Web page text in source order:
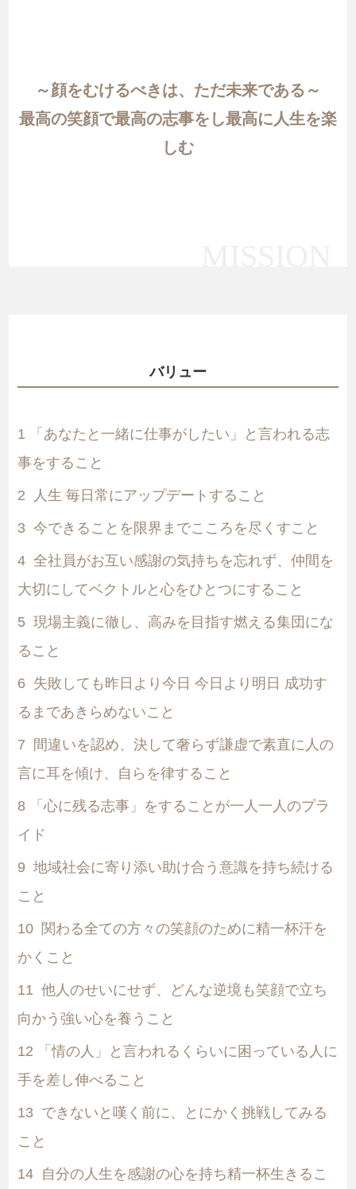
～顔をむけるべきは、ただ未来である～
最高の笑顔で最高の志事をし最高に人生を楽
しむ
バリュー
1
「あなたと一緒に仕事がしたい」と言われる志
事をすること
2 人生 毎日常にアップデートすること
3 今できることを限界までこころを尽くすこと
4 全社員がお互い感謝の気持ちを忘れず、仲間を
大切にしてベクトルと心をひとつにすること
5 現場主義に徹し、高みを目指す燃える集団にな
ること
6 失敗しても昨日より今日 今日より明日 成功す
るまであきらめないこと
7
間違いを認め、決して奢らず謙虚で素直に人の
言に耳を傾け、自らを律すること
8
「心に残る志事」をすることが一人一人のプラ
イド
9 地域社会に寄り添い助け合う意識を持ち続ける
こと
10
関わる全ての方々の笑顔のために精一杯汗を
かくこと
11 他人のせいにせず、どんな逆境も笑顔で立ち
向かう強い心を養うこと
12
「情の人」と言われるくらいに困っている人に
手を差し伸べること
13 できないと嘆く前に、とにかく挑戦してみる
こと
14 自分の人生を感謝の心を持ち精一杯生きるこ